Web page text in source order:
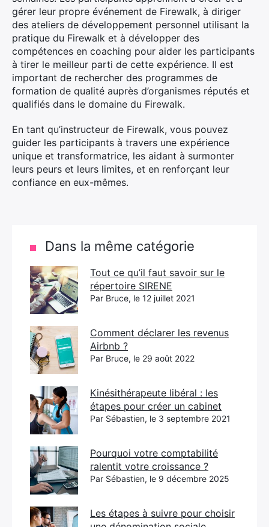
gérer leur propre événement de Firewalk, à diriger
des ateliers de développement personnel utilisant la
pratique du Firewalk et à développer des
compétences en coaching pour aider les participants
à tirer le meilleur parti de cette expérience. Il est
important de rechercher des programmes de
formation de qualité auprès d’organismes réputés et
qualifiés dans le domaine du Firewalk.
En tant qu’instructeur de Firewalk, vous pouvez
guider les participants à travers une expérience
unique et transformatrice, les aidant à surmonter
leurs peurs et leurs limites, et en renforçant leur
confiance en eux-mêmes.
Dans la même catégorie
Tout ce qu’il faut savoir sur le
répertoire SIRENE
Par Bruce, le 12 juillet 2021
Comment déclarer les revenus
Airbnb ?
Par Bruce, le 29 août 2022
Kinésithérapeute libéral : les
étapes pour créer un cabinet
Par Sébastien, le 3 septembre 2021
Pourquoi votre comptabilité
ralentit votre croissance ?
Par Sébastien, le 9 décembre 2025
Les étapes à suivre pour choisir